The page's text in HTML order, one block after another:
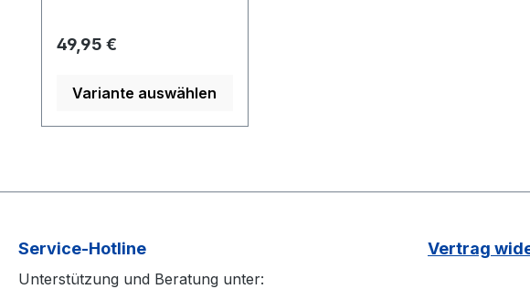
Regulärer Preis:
49,95 €
Variante auswählen
Service-Hotline
Unterstützung und Beratung unter:
Vertrag